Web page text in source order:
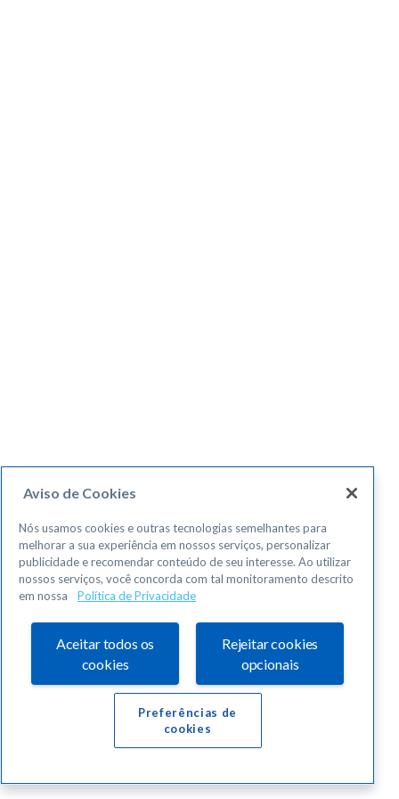
Aviso de Cookies
Nós usamos cookies e outras tecnologias semelhantes para
melhorar a sua experiência em nossos serviços, personalizar
publicidade e recomendar conteúdo de seu interesse. Ao utilizar
nossos serviços, você concorda com tal monitoramento descrito
em nossa
Política de Privacidade
Aceitar todos os
cookies
Rejeitar cookies
opcionais
Preferências de
cookies